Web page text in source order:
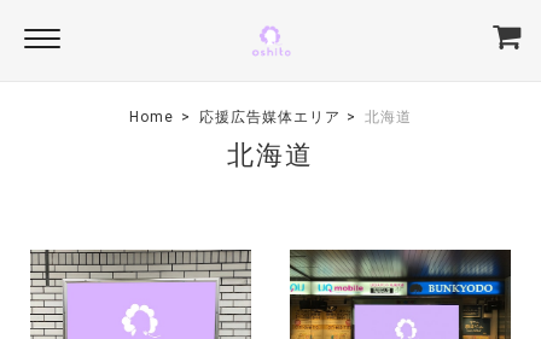
Home 応援広告媒体エリア 北海道
北海道